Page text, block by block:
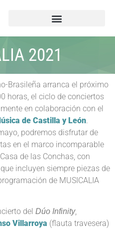
2021
Brasileña arranca el próximo
horas, el ciclo de conciertos
en colaboración con el
de Castilla y León.
podremos disfrutar de
en el marco incomparable
de las Conchas, con
incluyen siempre piezas de
de MUSICALIA
del Dúo Infinity,
Villarroya (flauta travesera)